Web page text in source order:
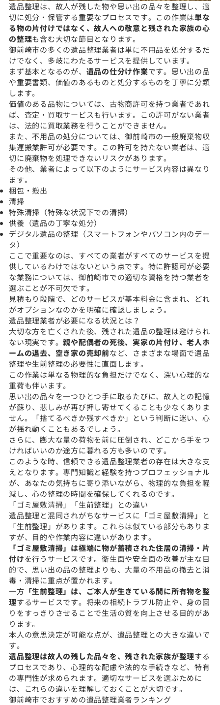
遺品整理は、故人が残した物や思い出の品々を整理し、適
切に処分・保管する重要なプロセスです。この作業は単な
る物の片付けではなく、故人への敬意と残された家族の心
の整理も含む大切な節目となります。
御前崎市の多くの遺品整理業者は単に不用品を処分するだ
けでなく、多岐にわたるサービスを提供しています。
まず基本となるのが、 遺品の仕分け作業です。思い出の品
や重要書類、価値のあるものと処分するものを丁寧に分類
します。
価値のある品物については、古物商許可を持つ業者であれ
ば、査定・買取サービスも行います。この許可がない業者
は、法的に買取業務を行うことができません。
また、不用品の処分については、御前崎市の一般廃棄物収
集運搬業許可が必要です。この許可を持たない業者は、適
切に廃棄物を処理できないリスクがあります。
その他、業者によって以下のようにサービス内容は異なり
ます。
梱包・搬出
清掃
特殊清掃（特殊な状況下での清掃）
供養（遺品の丁寧な処分）
デジタル遺品の整理（スマートフォンやパソコン内のデー
タ）
ここで重要なのは、すべての業者がすべてのサービスを提
供しているわけではないという点です。特に許認可が必要
な業務については、御前崎市での適切な資格を持つ業者を
選ぶことが不可欠です。
見積もり段階で、どのサービスが基本料金に含まれ、どれ
がオプションなのかを明確に確認しましょう。
遺品整理業者が必要になる状況とは？
大切な方を亡くされた後、残された遺品の整理は避けられ
ない現実です。親や配偶者の死後、実家の片付け、老人ホ
ームの退去、空き家の売却前など、さまざまな場面で遺品
整理や生前整理の必要性に直面します。
この作業は単なる物理的な負担だけでなく、深い心理的な
重荷も伴います。
思い出の品々を一つひとつ手に取るたびに、故人との記憶
が蘇り、悲しみが再び押し寄せてくることも少なくありま
せん。「捨てるべきか残すべきか」という判断に迷い、心
が揺れ動くこともあるでしょう。
さらに、膨大な量の荷物を前に圧倒され、どこから手をつ
ければいいのか途方に暮れる方も多いのです。
このような時、信頼できる遺品整理業者の存在は大きな支
えとなります。専門知識と経験を持つプロフェッショナル
が、あなたの気持ちに寄り添いながら、物理的な負担を軽
減し、心の整理の時間を確保してくれるのです。
「ゴミ屋敷清掃」「生前整理」との違い
遺品整理と混同されがちなサービスに「ゴミ屋敷清掃」と
「生前整理」があります。これらは似ている部分もありま
すが、目的や作業内容に違いがあります。
「ゴミ屋敷清掃」は極端に物が蓄積された住居の清掃・片
付けを行うサービスです。衛生面や安全面の改善が主な目
的で、思い出の品の整理よりも、大量の不用品の撤去と消
毒・清掃に重点が置かれます。
一方 「生前整理」は、ご本人が生きている間に所有物を整
理するサービスです。将来の相続トラブル防止や、身の回
りをすっきりさせることで生活の質を向上させる目的があ
ります。
本人の意思決定が可能な点が、遺品整理との大きな違いで
す。
遺品整理は故人の残した品々を、残された家族が整理する
プロセスであり、心理的な配慮や法的な手続きなど、特有
の専門性が求められます。適切なサービスを選ぶために
は、これらの違いを理解しておくことが大切です。
御前崎市でおすすめの遺品整理業者ランキング